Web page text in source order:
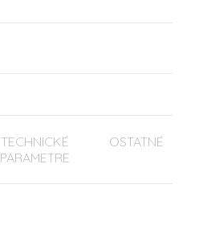
TECHNICKÉ
PARAMETRE
OSTATNÉ